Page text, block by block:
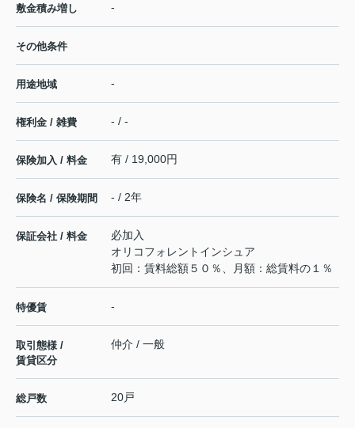
敷金積み増し -
その他条件
用途地域 -
権利金 / 雑費 - / -
保険加入 / 料金 有 / 19,000円
保険名 / 保険期間 - / 2年
保証会社 / 料金
必加入
オリコフォレントインシュア
初回：賃料総額５０％、月額：総賃料の１％
特優賃 -
取引態様 /
賃貸区分
仲介 / 一般
総戸数 20戸